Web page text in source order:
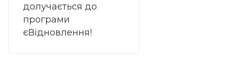
долучається до
програми
єВідновлення!